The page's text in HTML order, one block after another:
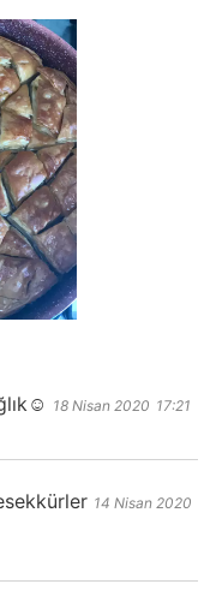
18 Nisan 2020 17:21
14 Nisan 2020